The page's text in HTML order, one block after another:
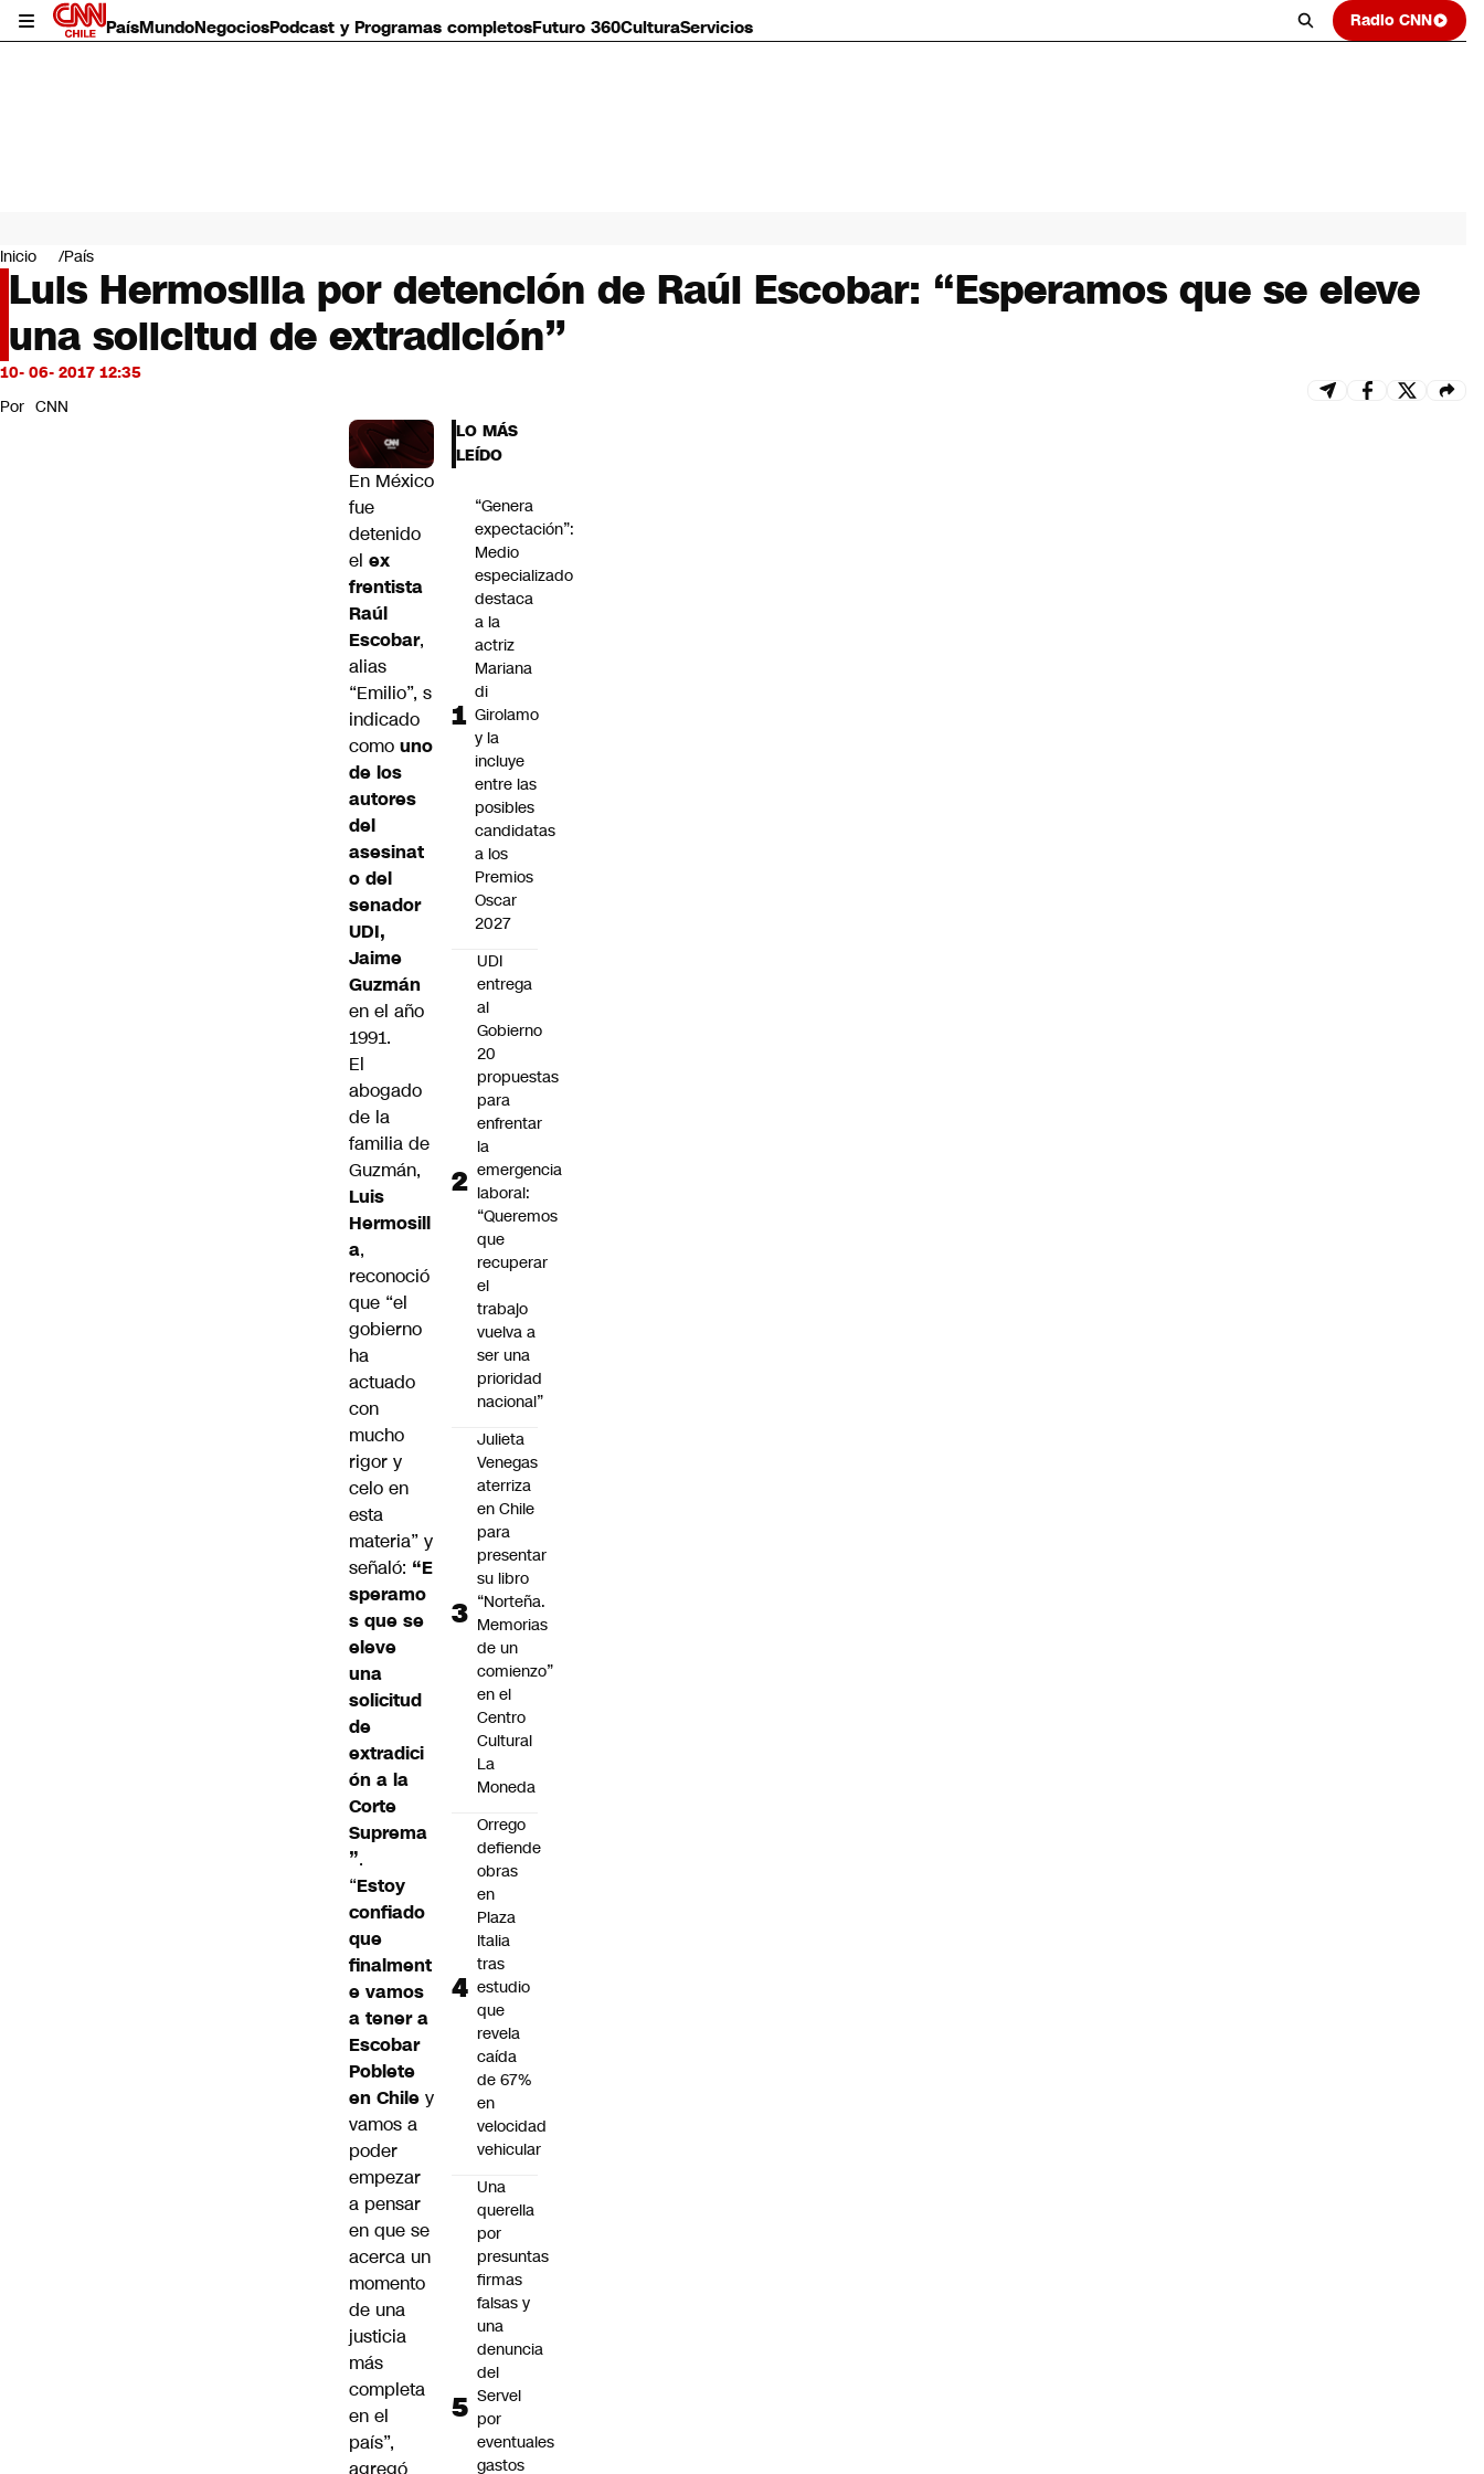
PaísMundoNegociosPodcast y Programas completosFuturo 360CulturaServicios Radio CNN
Mundo
Negocios
Deportes
Programas completos
Cultura
Servicios
Bits
CNN Data
Inicio País
Luis Hermosilla por detención de Raúl Escobar: “Esperamos que se eleve
una solicitud de extradición”
10- 06- 2017 12:35
Por CNN
En México
fue
detenido
el ex
frentista
Raúl
Escobar,
alias
“Emilio”, s
indicado
como uno
de los
autores
del
asesinat
o del
senador
UDI,
Jaime
Guzmán
en el año
1991.
El
abogado
de la
familia de
Guzmán,
Luis
Hermosill
a,
reconoció
que “el
gobierno
ha
actuado
con
mucho
rigor y
celo en
esta
materia” y
señaló: “E
speramo
s que se
eleve
una
solicitud
de
extradici
ón a la
Corte
Suprema
”.
“Estoy
confiado
que
finalment
e vamos
a tener a
Escobar
Poblete
en Chile y
vamos a
poder
empezar
a pensar
en que se
acerca un
momento
de una
justicia
más
completa
en el
país”,
agregó
LO MÁS
LEÍDO
“Genera
expectación”:
Medio
especializado
destaca
a la
actriz
Mariana
di
Girolamo
y la
incluye
entre las
posibles
candidatas
a los
Premios
Oscar
2027
UDI
entrega
al
Gobierno
20
propuestas
para
enfrentar
la
emergencia
laboral:
“Queremos
que
recuperar
el
trabajo
vuelva a
ser una
prioridad
nacional”
Julieta
Venegas
aterriza
en Chile
para
presentar
su libro
“Norteña.
Memorias
de un
comienzo”
en el
Centro
Cultural
La
Moneda
Orrego
defiende
obras
en
Plaza
Italia
tras
estudio
que
revela
caída
de 67%
en
velocidad
vehicular
Una
querella
por
presuntas
firmas
falsas y
una
denuncia
del
Servel
por
eventuales
gastos